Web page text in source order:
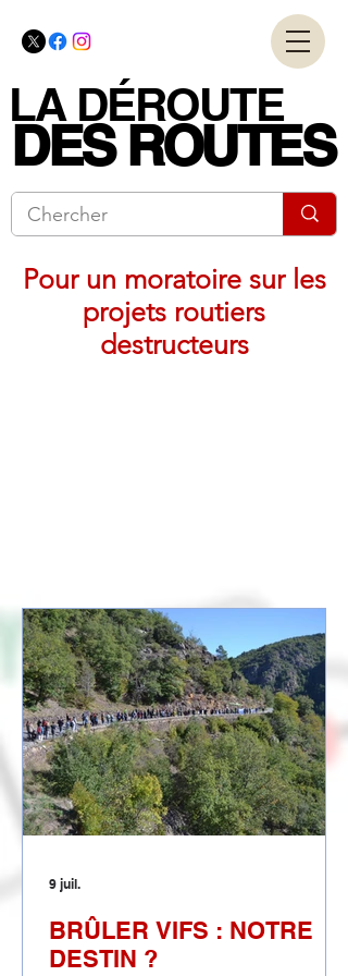
DES ROUTES
DES ROUTES
Pour un moratoire sur les
projets routiers
destructeurs
LA DÉROUTE
LA DÉROUTE
BRÛLER VIFS : NOTRE
DESTIN ?
9 juil.